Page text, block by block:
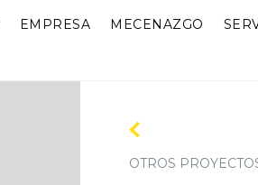
EMPRESA MECENAZGO
OTROS